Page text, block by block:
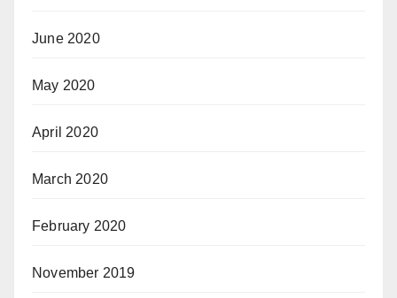
June 2020
May 2020
April 2020
March 2020
February 2020
November 2019